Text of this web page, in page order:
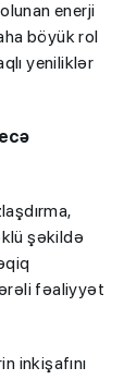
enerji
böyük rol
yeniliklər
şəkildə
fəaliyyət
inkişafını